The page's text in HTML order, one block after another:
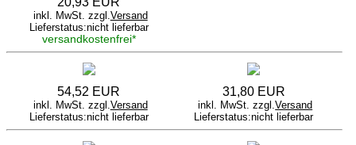
inkl. MwSt. zzgl. Versand
Lieferstatus:nicht lieferbar
versandkostenfrei*
54,52 EUR
inkl. MwSt. zzgl.Versand
Lieferstatus:nicht lieferbar
31,80 EUR
inkl. MwSt. zzgl.Versand
Lieferstatus:nicht lieferbar